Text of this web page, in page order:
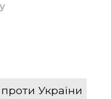
проти України